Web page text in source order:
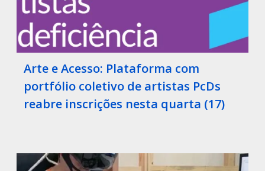
Arte e Acesso: Plataforma com
portfólio coletivo de artistas PcDs
reabre inscrições nesta quarta (17)